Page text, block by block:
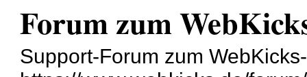
Forum zum
Support-Forum zum